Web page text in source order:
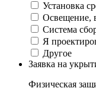
Установка
Освещение,
Система
Я
Другое
Заявка на
Физическая